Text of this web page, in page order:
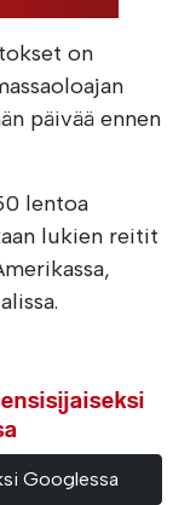
on
päivää ennen
lentoa
lukien reitit
Googlessa